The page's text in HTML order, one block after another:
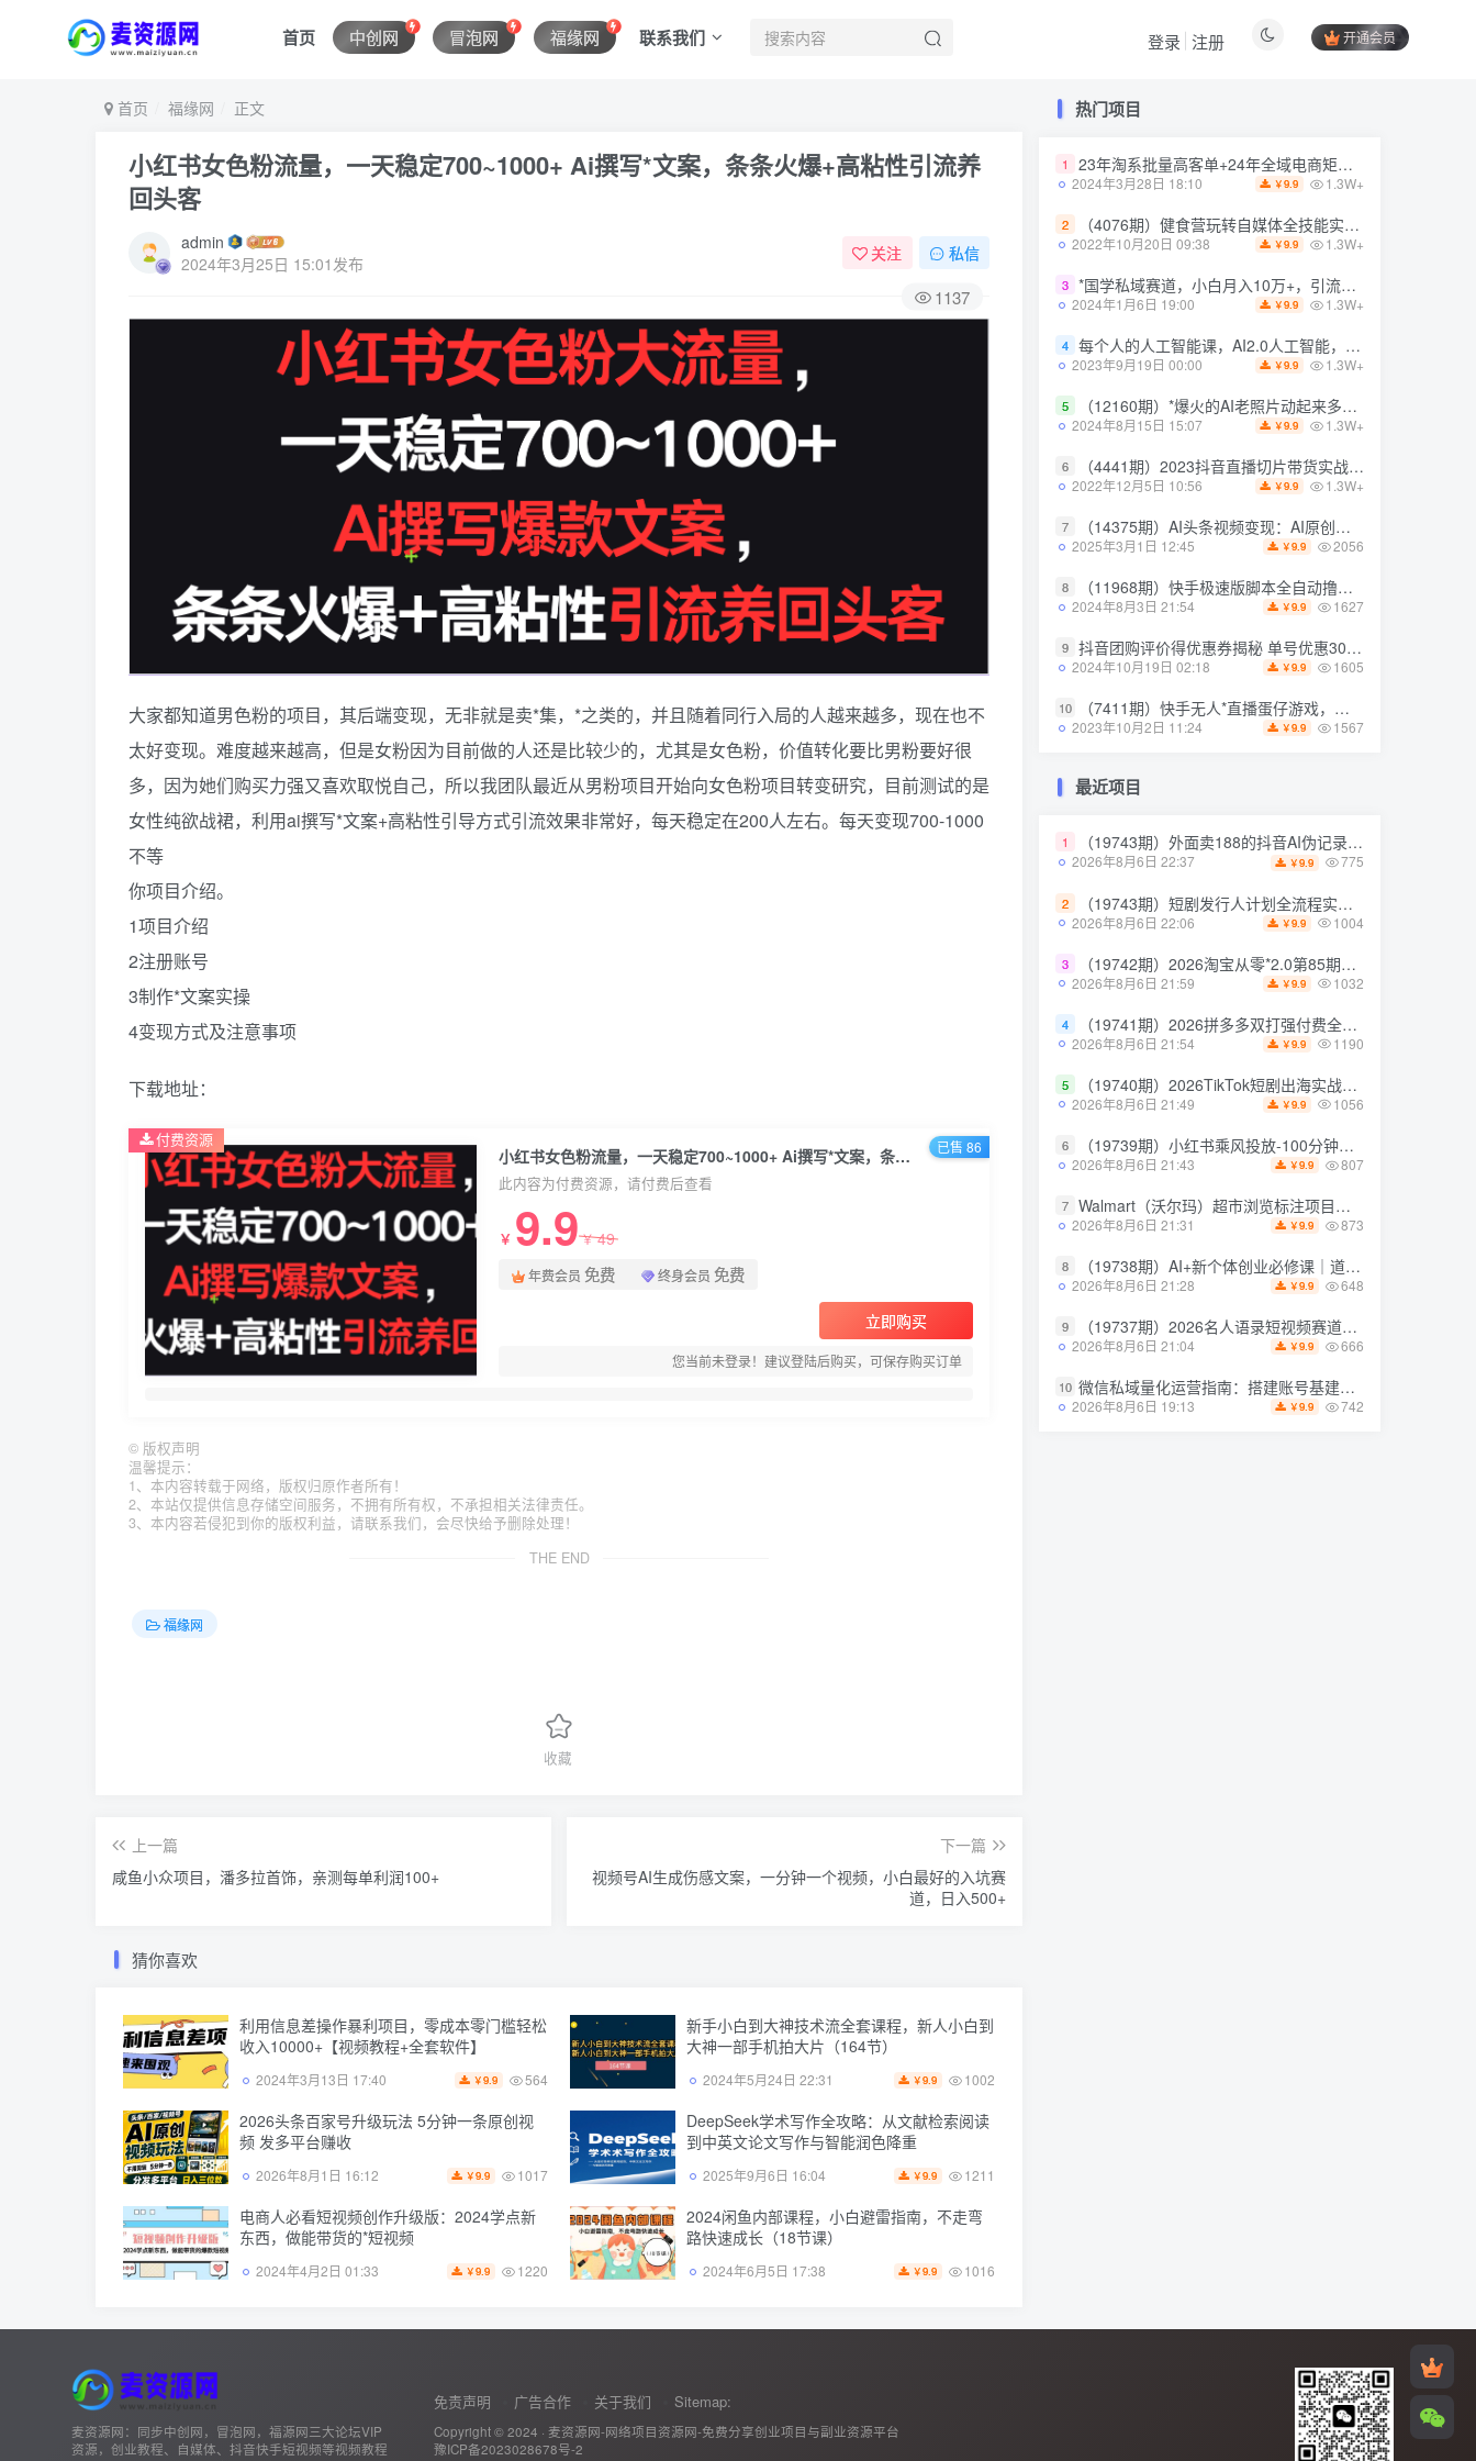
首页 中创网 冒泡网 福缘网 联系我们 开通会员
登录 注册
首页 福缘网 正文
小红书女色粉流量，一天稳定700~1000+ Ai撰写*文案，条条火爆+高粘性引流养
回头客
admin
2024年3月25日 15:01发布
关注 私信
1137
大家都知道男色粉的项目，其后端变现，无非就是卖*集，*之类的，并且随着同行入局的人越来越多，现在也不
太好变现。难度越来越高，但是女粉因为目前做的人还是比较少的，尤其是女色粉，价值转化要比男粉要好很
多，因为她们购买力强又喜欢取悦自己，所以我团队最近从男粉项目开始向女色粉项目转变研究，目前测试的是
女性纯欲战裙，利用ai撰写*文案+高粘性引导方式引流效果非常好，每天稳定在200人左右。每天变现700-1000
不等
你项目介绍。
1项目介绍
2注册账号
3制作*文案实操
4变现方式及注意事项
下载地址：
小红书女色粉流量，一天稳定700~1000+ Ai撰写*文案，条条火爆+高粘性引流养回头客
此内容为付费资源，请付费后查看
￥ 9.9￥49
年费会员 免费 终身会员 免费
立即购买
您当前未登录！建议登陆后购买，可保存购买订单
付费资源 已售 86
© 版权声明
温馨提示：
1、本内容转载于网络，版权归原作者所有！
2、本站仅提供信息存储空间服务，不拥有所有权，不承担相关法律责任。
3、本内容若侵犯到你的版权利益，请联系我们，会尽快给予删除处理！
THE END
福缘网
收藏
上一篇
咸鱼小众项目，潘多拉首饰，亲测每单利润100+
下一篇
视频号AI生成伤感文案，一分钟一个视频，小白最好的入坑赛
道，日入500+
猜你喜欢
利用信息差操作暴利项目，零成本零门槛轻松
收入10000+【视频教程+全套软件】
2024年3月13日 17:40 ￥9.9 564
新手小白到大神技术流全套课程，新人小白到
大神一部手机拍大片（164节）
2024年5月24日 22:31 ￥9.9 1002
2026头条百家号升级玩法 5分钟一条原创视
频 发多平台赚收
2026年8月1日 16:12 ￥9.9 1017
DeepSeek学术写作全攻略：从文献检索阅读
到中英文论文写作与智能润色降重
2025年9月6日 16:04 ￥9.9 1211
电商人必看短视频创作升级版：2024学点新
东西，做能带货的*短视频
2024年4月2日 01:33 ￥9.9 1220
2024闲鱼内部课程，小白避雷指南，不走弯
路快速成长（18节课）
2024年6月5日 17:38 ￥9.9 1016
热门项目
1 23年淘系批量高客单+24年全域电商矩阵，批量高客单线上课（109节课）
2024年3月28日 18:10 ￥9.9 1.3W+
2 （4076期）健食营玩转自媒体全技能实操，从无到有到精通，零基础也能打造*IP
2022年10月20日 09:38 ￥9.9 1.3W+
3 *国学私域赛道，小白月入10万+，引流+转化完整流程【揭秘】
2024年1月6日 19:00 ￥9.9 1.3W+
4 每个人的人工智能课，AI2.0人工智能，零基础入门
2023年9月19日 00:00 ￥9.9 1.3W+
5 （12160期）*爆火的AI老照片动起来多重变现教程，蹭热点日赚3000+，内含免费工具
2024年8月15日 15:07 ￥9.9 1.3W+
6 （4441期）2023抖音直播切片带货实战，0基础+零资源+零经验 月入10W+借力IP实现躺赚
2022年12月5日 10:56 ￥9.9 1.3W+
7 （14375期）AI头条视频变现：AI原创搬运玩法，无需剪辑，多平台发布，单号日入30-300
2025年3月1日 12:45 ￥9.9 2056
8 （11968期）快手极速版脚本全自动撸金看广告、刷视频单号收益50＋可批量操作
2024年8月3日 21:54 ￥9.9 1627
9 抖音团购评价得优惠券揭秘 单号优惠30-50 详细教程
2024年10月19日 02:18 ￥9.9 1605
10 （7411期）快手无人*直播蛋仔游戏，一天收入700+流程简单人人可做（送10G素材）
2023年10月2日 11:24 ￥9.9 1567
最近项目
1 （19743期）外面卖188的抖音AI伪记录片赛道掘金全攻略；从选题到发布十一大环节拆解，零基础也能做出高流量真实感内容
2026年8月6日 22:37 ￥9.9 775
2 （19743期）短剧发行人计划全流程实操教程；从账号*到选剧剪辑再到发布技巧，零基础也能快速上手出单
2026年8月6日 22:06 ￥9.9 1004
3 （19742期）2026淘宝从零*2.0第85期；主推款五项高权重初始设置，改销量评晒秒单快速破零积累基础权重
2026年8月6日 21:59 ￥9.9 1032
4 （19741期）2026拼多多双打强付费全攻略-62期；成本推广加托管双剑合璧，系统讲解7种付费玩法优劣势与选择策略
2026年8月6日 21:54 ￥9.9 1190
5 （19740期）2026TikTok短剧出海实战课：IAA广告分账×IAP付费变现×账号搭建×平台规则×双轨爆发×回款全流程
2026年8月6日 21:49 ￥9.9 1056
6 （19739期）小红书乘风投放-100分钟实操课｜开户返点·标准投搭建·莱卡定向，新店建模撬动笔记自然流量全套教学
2026年8月6日 21:43 ￥9.9 807
7 Walmart（沃尔玛）超市浏览标注项目，单账号日收益20+单电脑日收益可达800+带分佣机制【揭秘】
2026年8月6日 21:31 ￥9.9 873
8 （19738期）AI+新个体创业必修课｜道法术器｜商业逻辑·小红书流量·AI智能体｜低成本打造个人变现小生意全套教学
2026年8月6日 21:28 ￥9.9 648
9 （19737期）2026名人语录短视频赛道全攻略；从文案撰写到声音克隆部署，系统掌握涨粉变现双赢制作技术
2026年8月6日 21:04 ￥9.9 666
10 微信私域量化运营指南：搭建账号基建打造热号，脱敏风控规避运营各类高危风险
2026年8月6日 19:13 ￥9.9 742
热门项目
1 23年淘系批量高客单+24年全域电商矩阵，批量高客单线上课（109节课）
2024年3月28日 18:10 ￥9.9 1.3W+
2 （4076期）健食营玩转自媒体全技能实操，从无到有到精通，零基础也能打造*IP
2022年10月20日 09:38 ￥9.9 1.3W+
3 *国学私域赛道，小白月入10万+，引流+转化完整流程【揭秘】
2024年1月6日 19:00 ￥9.9 1.3W+
4 每个人的人工智能课，AI2.0人工智能，零基础入门
2023年9月19日 00:00 ￥9.9 1.3W+
5 （12160期）*爆火的AI老照片动起来多重变现教程，蹭热点日赚3000+，内含免费工具
2024年8月15日 15:07 ￥9.9 1.3W+
6 （4441期）2023抖音直播切片带货实战，0基础+零资源+零经验 月入10W+借力IP实现躺赚
2022年12月5日 10:56 ￥9.9 1.3W+
7 （14375期）AI头条视频变现：AI原创搬运玩法，无需剪辑，多平台发布，单号日入30-300
2025年3月1日 12:45 ￥9.9 2056
8 （11968期）快手极速版脚本全自动撸金看广告、刷视频单号收益50＋可批量操作
2024年8月3日 21:54 ￥9.9 1627
9 抖音团购评价得优惠券揭秘 单号优惠30-50 详细教程
2024年10月19日 02:18 ￥9.9 1605
10 （7411期）快手无人*直播蛋仔游戏，一天收入700+流程简单人人可做（送10G素材）
2023年10月2日 11:24 ￥9.9 1567
最近项目
1 （19743期）外面卖188的抖音AI伪记录片赛道掘金全攻略；从选题到发布十一大环节拆解，零基础也能做出高流量真实感内容
2026年8月6日 22:37 ￥9.9 775
2 （19743期）短剧发行人计划全流程实操教程；从账号*到选剧剪辑再到发布技巧，零基础也能快速上手出单
2026年8月6日 22:06 ￥9.9 1004
3 （19742期）2026淘宝从零*2.0第85期；主推款五项高权重初始设置，改销量评晒秒单快速破零积累基础权重
2026年8月6日 21:59 ￥9.9 1032
4 （19741期）2026拼多多双打强付费全攻略-62期；成本推广加托管双剑合璧，系统讲解7种付费玩法优劣势与选择策略
2026年8月6日 21:54 ￥9.9 1190
5 （19740期）2026TikTok短剧出海实战课：IAA广告分账×IAP付费变现×账号搭建×平台规则×双轨爆发×回款全流程
2026年8月6日 21:49 ￥9.9 1056
6 （19739期）小红书乘风投放-100分钟实操课｜开户返点·标准投搭建·莱卡定向，新店建模撬动笔记自然流量全套教学
2026年8月6日 21:43 ￥9.9 807
7 Walmart（沃尔玛）超市浏览标注项目，单账号日收益20+单电脑日收益可达800+带分佣机制【揭秘】
2026年8月6日 21:31 ￥9.9 873
8 （19738期）AI+新个体创业必修课｜道法术器｜商业逻辑·小红书流量·AI智能体｜低成本打造个人变现小生意全套教学
2026年8月6日 21:28 ￥9.9 648
9 （19737期）2026名人语录短视频赛道全攻略；从文案撰写到声音克隆部署，系统掌握涨粉变现双赢制作技术
2026年8月6日 21:04 ￥9.9 666
10 微信私域量化运营指南：搭建账号基建打造热号，脱敏风控规避运营各类高危风险
2026年8月6日 19:13 ￥9.9 742
麦资源网：同步中创网，冒泡网，福源网三大论坛VIP
资源，创业教程、自媒体、抖音快手短视频等视频教程
免责声明 广告合作 关于我们 Sitemap:
Copyright © 2024 · 麦资源网-网络项目资源网-免费分享创业项目与副业资源平台
豫ICP备2023028678号-2